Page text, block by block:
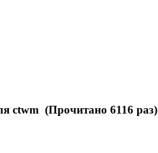
ctwm (Прочитано 6116 раз)